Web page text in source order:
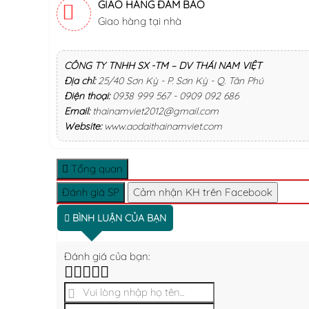
GIAO HÀNG ĐẢM BẢO
Giao hàng tại nhà
CÔNG TY TNHH SX -TM – DV THÁI NAM VIỆT
Địa chỉ:25/40 Sơn Kỳ - P. Sơn Kỳ - Q. Tân Phú
Điện thoại:0938 999 567 - 0909 092 686
Email: thainamviet2012@gmail.com
Website: www.aodaithainamviet.com
Tổng quan
Đánh giá SP
Cảm nhận KH trên Facebook
BÌNH LUẬN CỦA BẠN
Đánh giá của bạn: